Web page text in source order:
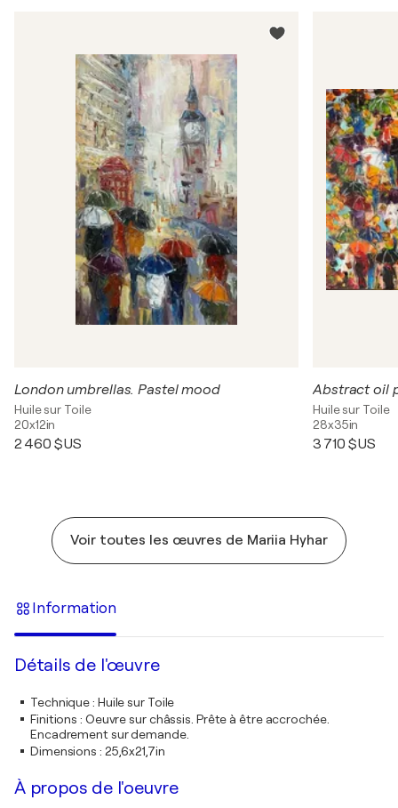
London umbrellas. Pastel mood
Huile sur Toile
20x12in
2 460 $US
Huile sur Toile
28x35in
3 710 $US
Voir toutes les œuvres de Mariia Hyhar
Information
Détails de l'œuvre
Technique: Huile sur Toile
Finitions : Oeuvre sur châssis. Prête à être accrochée.
Encadrement sur demande.
Dimensions : 25,6x21,7in
À propos de l'oeuvre